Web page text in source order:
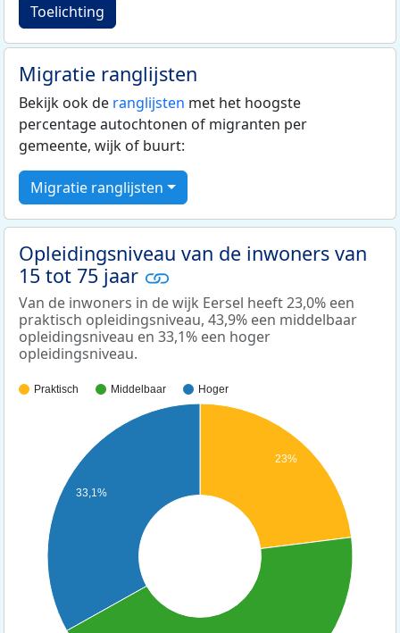
Toelichting
Migratie ranglijsten
Bekijk ook de ranglijsten met het hoogste
percentage autochtonen of migranten per
gemeente, wijk of buurt:
Migratie ranglijsten
Opleidingsniveau van de inwoners van
15 tot 75 jaar
Van de inwoners in de wijk Eersel heeft 23,0% een
praktisch opleidingsniveau, 43,9% een middelbaar
opleidingsniveau en 33,1% een hoger
opleidingsniveau.
Praktisch Middelbaar Hoger
23%
33,1%